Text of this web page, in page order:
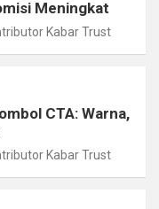
Meningkat
Kabar Trust
CTA: Warna,
Kabar Trust